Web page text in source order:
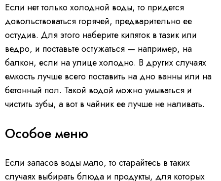
Если нет только холодной воды, то придется
довольствоваться горячей, предварительно ее
остудив. Для этого наберите кипяток в тазик или
ведро, и поставьте остужаться — например, на
балкон, если на улице холодно. В других случаях
емкость лучше всего поставить на дно ванны или на
бетонный пол. Такой водой можно умываться и
чистить зубы, а вот в чайник ее лучше не наливать.
Особое меню
Если запасов воды мало, то старайтесь в таких
случаях выбирать блюда и продукты, для которых